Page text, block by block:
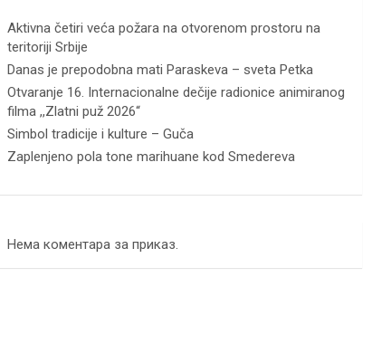
Aktivna četiri veća požara na otvorenom prostoru na
teritoriji Srbije
Danas je prepodobna mati Paraskeva – sveta Petka
Otvaranje 16. Internacionalne dečije radionice animiranog
filma ,,Zlatni puž 2026“
Simbol tradicije i kulture – Guča
Zaplenjeno pola tone marihuane kod Smedereva
Нема коментара за приказ.